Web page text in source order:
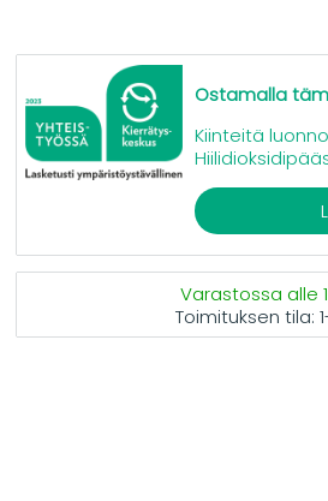
Ostamalla
Kiinteitä
Varastossa alle
Toimituksen tila: